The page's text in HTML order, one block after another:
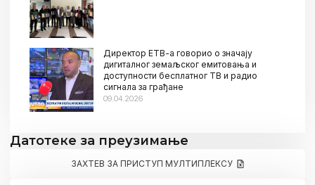
Директор ЕТВ-а говорио о значају
дигиталног земаљског емитовања и
доступности бесплатног ТВ и радио
сигнала за грађане
09.04.2026
Датотеке за преузимање
ЗАХТЕВ ЗА ПРИСТУП МУЛТИПЛЕКСУ